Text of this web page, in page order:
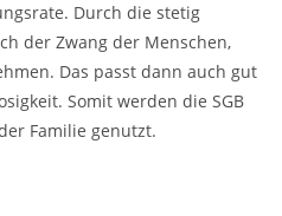
Durch die stetig
der Zwang der Menschen,
Das passt dann auch gut
Somit werden die SGB
Familie genutzt.